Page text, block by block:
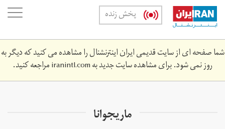
Skip
main
content
پخش زنده
شما صفحه ای از سایت قدیمی ایران اینترنشنال را مشاهده می کنید که دیگر به
روز نمی شود. برای مشاهده سایت جدید بهiranintl.comمراجعه کنید.
ماریجوانا